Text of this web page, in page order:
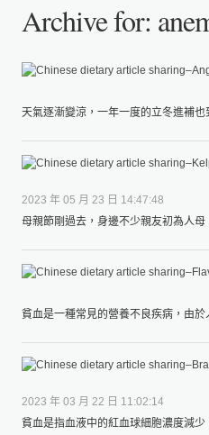
Archive for:
天氣逐漸變涼，一年一度的立冬進補
2023 年 05 月 23 日 14:47:48
母親節剛過去，身邊不少親友初為人
貧血是一種常見的營養不良疾病，由
2023 年 03 月 22 日 11:02:14
貧血是指血液中的紅血球細胞濃度減